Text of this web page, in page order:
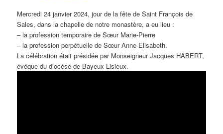
Mercredi 24 janvier 2024, jour de la fête de Saint François de
Sales, dans la chapelle de notre monastère, a eu lieu :
– la profession temporaire de Sœur Marie-Pierre
– la profession perpétuelle de Sœur Anne-Elisabeth.
La célébration était présidée par Monseigneur Jacques HABERT,
évêque du diocèse de Bayeux-Lisieux.